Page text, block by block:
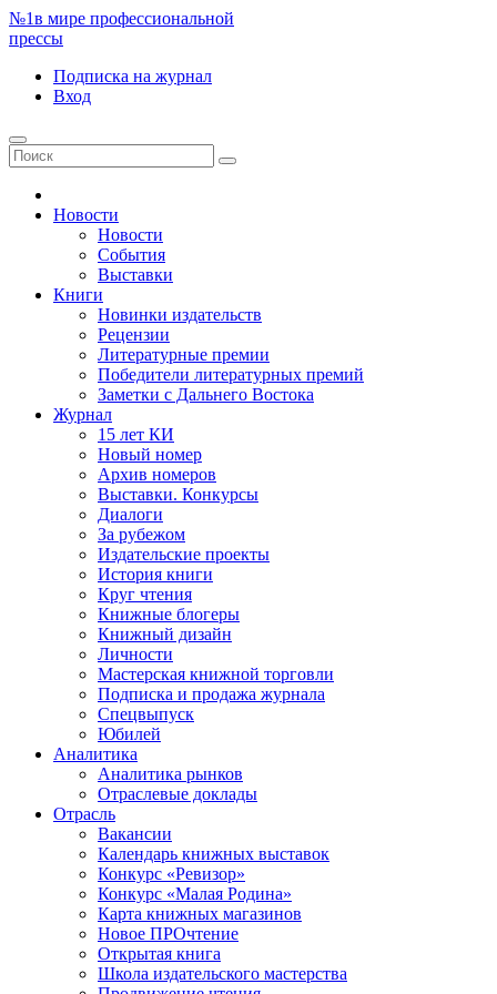
№1в мире профессиональной
прессы
Подписка на журнал
Вход
Новости
Новости
События
Выставки
Книги
Новинки издательств
Рецензии
Литературные премии
Победители литературных премий
Заметки с Дальнего Востока
Журнал
15 лет КИ
Новый номер
Архив номеров
Выставки. Конкурсы
Диалоги
За рубежом
Издательские проекты
История книги
Круг чтения
Книжные блогеры
Книжный дизайн
Личности
Мастерская книжной торговли
Подписка и продажа журнала
Спецвыпуск
Юбилей
Аналитика
Аналитика рынков
Отраслевые доклады
Отрасль
Вакансии
Календарь книжных выставок
Конкурс «Ревизор»
Конкурс «Малая Родина»
Карта книжных магазинов
Новое ПРОчтение
Открытая книга
Школа издательского мастерства